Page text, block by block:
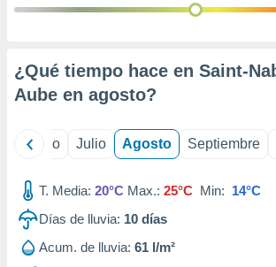
¿Qué tiempo hace en Saint-
Aube en agosto?
Junio Julio Agosto Septiembre
T. Media: 20°C Max.: 25°C Min: 14°C
Días de lluvia: 10 días
Acum. de lluvia: 61 l/m²